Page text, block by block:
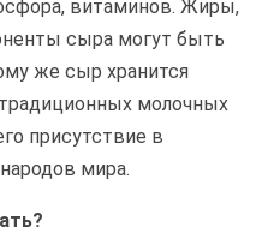
витаминов. Жиры,
сыра могут быть
же сыр хранится
молочных
присутствие в
мира.